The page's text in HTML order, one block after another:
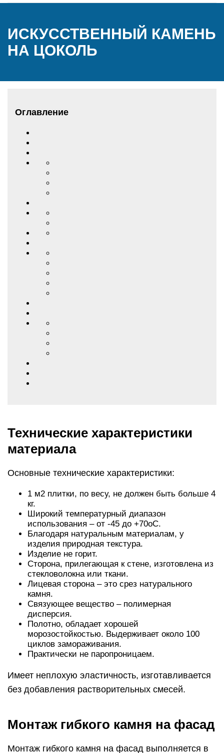
ИСКУССТВЕННЫЙ КАМЕНЬ
НА ЦОКОЛЬ
Оглавление
Технические характеристики
материала
Основные технические характеристики:
1 м2 плитки, по весу, не должен быть больше 4
кг.
Широкий температурный диапазон
использования – от -45 до +70оС.
Благодаря натуральным материалам, у
изделия природная текстура.
Изделие не горит.
Сторона, прилегающая к стене, изготовлена из
стекловолокна или ткани.
Лицевая сторона – это срез натурального
камня.
Связующее вещество – полимерная
дисперсия.
Полотно, обладает хорошей
морозостойкостью. Выдерживает около 100
циклов замораживания.
Практически не паропроницаем.
Имеет неплохую эластичность, изготавливается
без добавления растворительных смесей.
Монтаж гибкого камня на фасад
Монтаж гибкого камня на фасад выполняется в